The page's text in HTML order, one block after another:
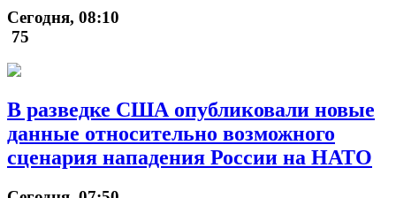
Сегодня, 08:10
75
В разведке США опубликовали новые
данные относительно возможного
сценария нападения России на НАТО